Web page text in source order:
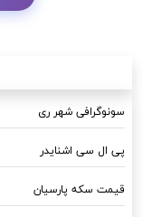
سونوگرافی شهر ری
پی ال سی اشنایدر
قیمت سکه پارسیان